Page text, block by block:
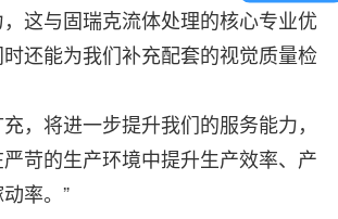
这与固瑞克流体处理的核心专业优
还能为我们补充配套的视觉质量检
，将进一步提升我们的服务能力，
苛的生产环境中提升生产效率、产
率。”